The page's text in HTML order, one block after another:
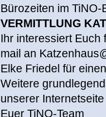
Bürozeiten im TiNO-
VERMITTLUNG
Ihr interessiert Euch
mail an
Elke Friedel für
Weitere
unserer
Euer TiNO-Team